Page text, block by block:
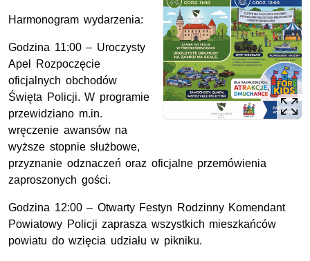
Harmonogram wydarzenia:
Godzina 11:00 – Uroczysty
Apel Rozpoczęcie
oficjalnych obchodów
Święta Policji. W programie
przewidziano m.in.
wręczenie awansów na
wyższe stopnie służbowe,
przyznanie odznaczeń oraz oficjalne przemówienia
zaproszonych gości.
Godzina 12:00 – Otwarty Festyn Rodzinny Komendant
Powiatowy Policji zaprasza wszystkich mieszkańców
powiatu do wzięcia udziału w pikniku.